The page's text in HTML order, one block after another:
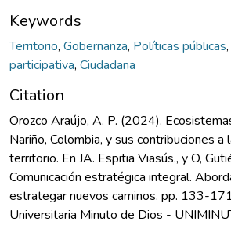
Keywords
Territorio, Gobernanza, Políticas públicas,
participativa, Ciudadana
Citation
Orozco Araújo, A. P. (2024).
Nariño, Colombia, y sus contribuciones a
territorio. En JA. Espitia Viasús., y O,
Comunicación estratégica integral.
estrategar nuevos caminos. pp. 133-
Universitaria Minuto de Dios -